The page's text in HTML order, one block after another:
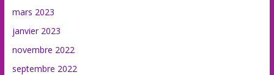
mars 2023
janvier 2023
novembre 2022
septembre 2022